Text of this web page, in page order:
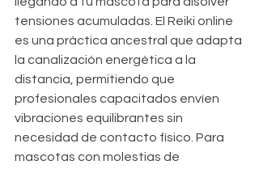
tensiones acumuladas. El Reiki online
es una práctica ancestral que adapta
la canalización energética a la
distancia, permitiendo que
profesionales capacitados envíen
vibraciones equilibrantes sin
necesidad de contacto físico. Para
mascotas con molestias de